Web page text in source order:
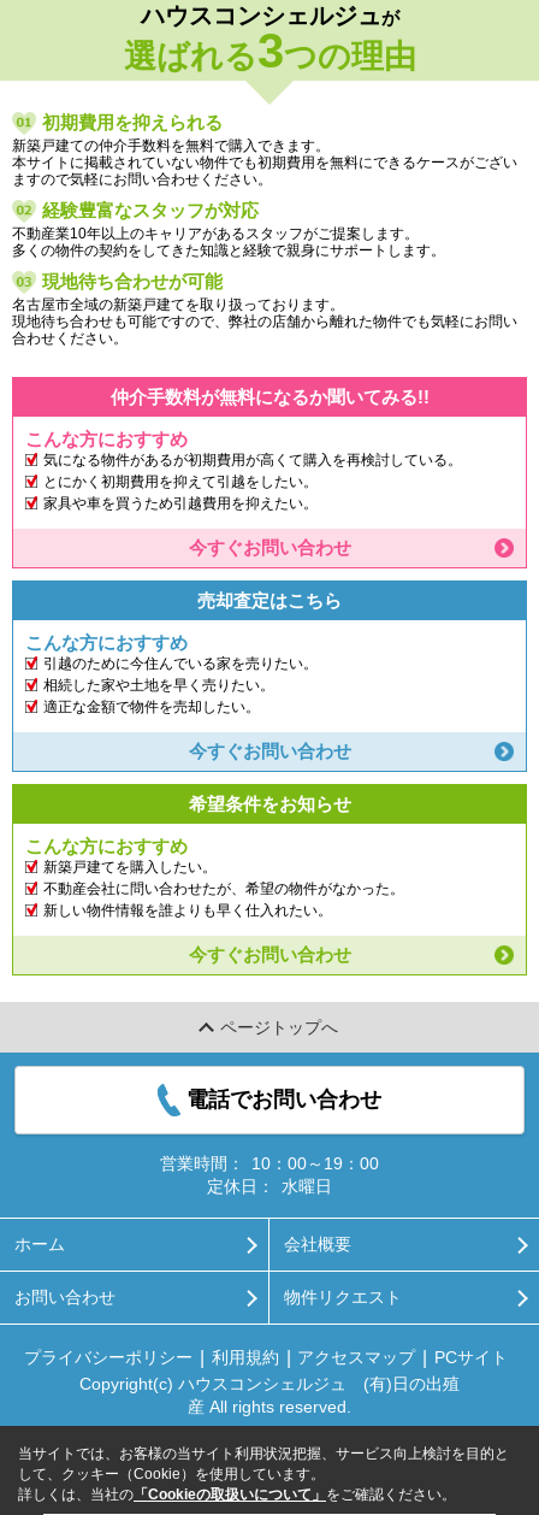
ハウスコンシェルジュが
選ばれる3つの理由
初期費用を抑えられる
新築戸建ての仲介手数料を無料で購入できます。
本サイトに掲載されていない物件でも初期費用を無料にできるケースがござい
ますので気軽にお問い合わせください。
経験豊富なスタッフが対応
不動産業10年以上のキャリアがあるスタッフがご提案します。
多くの物件の契約をしてきた知識と経験で親身にサポートします。
現地待ち合わせが可能
名古屋市全域の新築戸建てを取り扱っております。
現地待ち合わせも可能ですので、弊社の店舗から離れた物件でも気軽にお問い
合わせください。
仲介手数料が無料になるか聞いてみる!!
こんな方におすすめ
気になる物件があるが初期費用が高くて購入を再検討している。
とにかく初期費用を抑えて引越をしたい。
家具や車を買うため引越費用を抑えたい。
今すぐお問い合わせ
売却査定はこちら
こんな方におすすめ
引越のために今住んでいる家を売りたい。
相続した家や土地を早く売りたい。
適正な金額で物件を売却したい。
今すぐお問い合わせ
希望条件をお知らせ
こんな方におすすめ
新築戸建てを購入したい。
不動産会社に問い合わせたが、希望の物件がなかった。
新しい物件情報を誰よりも早く仕入れたい。
今すぐお問い合わせ
ページトップへ
電話でお問い合わせ
営業時間：
10：00～19：00
定休日：
水曜日
ホーム 会社概要
お問い合わせ 物件リクエスト
プライバシーポリシー 利用規約 アクセスマップ
PCサイト
Copyright(c) ハウスコンシェルジュ (有)日の出殖
産 All rights reserved.
当サイトでは、お客様の当サイト利用状況把握、サービス向上検討を目的と
して、クッキー（Cookie）を使用しています。
詳しくは、当社の 「Cookieの取扱いについて」 をご確認ください。